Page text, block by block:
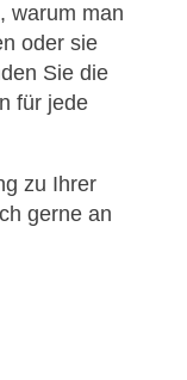
warum man
oder sie
Sie die
für jede
zu Ihrer
gerne an